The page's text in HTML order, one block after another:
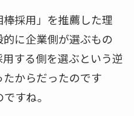
採用」を推薦した理
に企業側が選ぶもの
する側を選ぶという逆
からだったのです
すね。